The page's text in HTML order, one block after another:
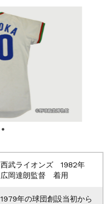
西武ライオンズ 1982年
広岡達朗監督 着用
1979年の球団創設当初から